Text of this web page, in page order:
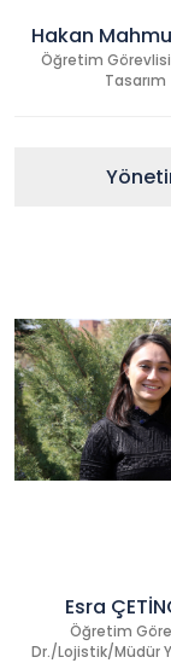
Hakan
Öğretim
Tasarım
Esra
Öğretim
Dr./Lojistik/Müdür